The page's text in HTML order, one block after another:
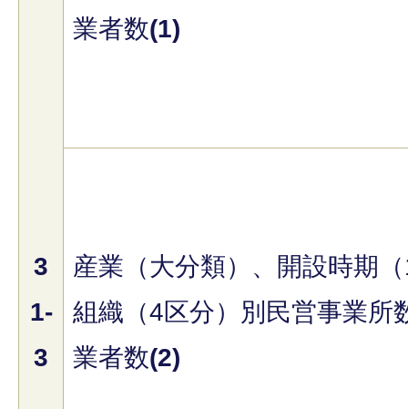
3
1-
3
業者数(1)
産業（大分類）、開設時期
組織（4区分）別民営事業所
業者数(2)